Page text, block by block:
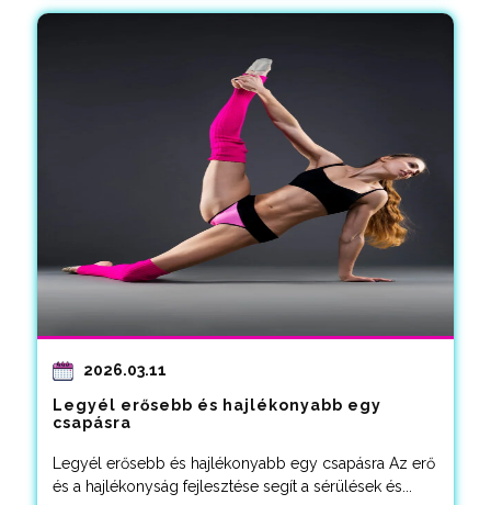
2026.03.11
Legyél erősebb és hajlékonyabb egy
csapásra
Legyél erősebb és hajlékonyabb egy csapásra Az erő
és a hajlékonyság fejlesztése segít a sérülések és...